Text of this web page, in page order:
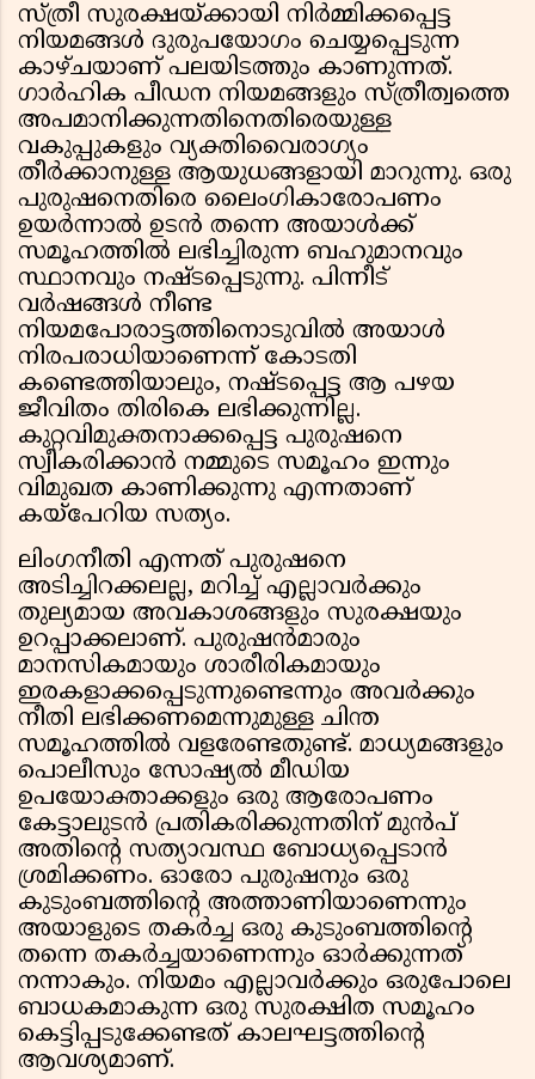
സ്ത്രീ സുരക്ഷയ്ക്കായി നിർമ്മിക്കപ്പെട്ട
നിയമങ്ങൾ ദുരുപയോഗം ചെയ്യപ്പെടുന്ന
കാഴ്ചയാണ് പലയിടത്തും കാണുന്നത്.
ഗാർഹിക പീഡന നിയമങ്ങളും സ്ത്രീത്വത്തെ
അപമാനിക്കുന്നതിനെതിരെയുള്ള
വകുപ്പുകളും വ്യക്തിവൈരാഗ്യം
തീർക്കാനുള്ള ആയുധങ്ങളായി മാറുന്നു. ഒരു
പുരുഷനെതിരെ ലൈംഗികാരോപണം
ഉയർന്നാൽ ഉടൻ തന്നെ അയാൾക്ക്
സമൂഹത്തിൽ ലഭിച്ചിരുന്ന ബഹുമാനവും
സ്ഥാനവും നഷ്ടപ്പെടുന്നു. പിന്നീട്
വർഷങ്ങൾ നീണ്ട
നിയമപോരാട്ടത്തിനൊടുവിൽ അയാൾ
നിരപരാധിയാണെന്ന് കോടതി
കണ്ടെത്തിയാലും, നഷ്ടപ്പെട്ട ആ പഴയ
ജീവിതം തിരികെ ലഭിക്കുന്നില്ല.
കുറ്റവിമുക്തനാക്കപ്പെട്ട പുരുഷനെ
സ്വീകരിക്കാൻ നമ്മുടെ സമൂഹം ഇന്നും
വിമുഖത കാണിക്കുന്നു എന്നതാണ്
കയ്പേറിയ സത്യം.
ലിംഗനീതി എന്നത് പുരുഷനെ
അടിച്ചിറക്കലല്ല, മറിച്ച് എല്ലാവർക്കും
തുല്യമായ അവകാശങ്ങളും സുരക്ഷയും
ഉറപ്പാക്കലാണ്. പുരുഷൻമാരും
മാനസികമായും ശാരീരികമായും
ഇരകളാക്കപ്പെടുന്നുണ്ടെന്നും അവർക്കും
നീതി ലഭിക്കണമെന്നുമുള്ള ചിന്ത
സമൂഹത്തിൽ വളരേണ്ടതുണ്ട്. മാധ്യമങ്ങളും
പൊലീസും സോഷ്യൽ മീഡിയ
ഉപയോക്താക്കളും ഒരു ആരോപണം
കേട്ടാലുടൻ പ്രതികരിക്കുന്നതിന് മുൻപ്
അതിന്റെ സത്യാവസ്ഥ ബോധ്യപ്പെടാൻ
ശ്രമിക്കണം. ഓരോ പുരുഷനും ഒരു
കുടുംബത്തിന്റെ അത്താണിയാണെന്നും
അയാളുടെ തകർച്ച ഒരു കുടുംബത്തിന്റെ
തന്നെ തകർച്ചയാണെന്നും ഓർക്കുന്നത്
നന്നാകും. നിയമം എല്ലാവർക്കും ഒരുപോലെ
ബാധകമാകുന്ന ഒരു സുരക്ഷിത സമൂഹം
കെട്ടിപ്പടുക്കേണ്ടത് കാലഘട്ടത്തിന്റെ
ആവശ്യമാണ്.